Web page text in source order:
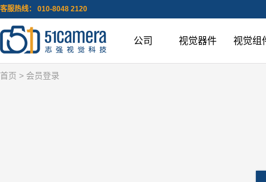
客服热线： 010-8048 2120
公司 视觉器件 视觉组
首页 > 会员登录